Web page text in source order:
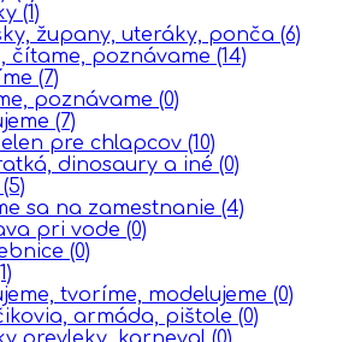
(1)
župany, uteráky, ponča (6)
čítame, poznávame (14)
(7)
poznávame (0)
(7)
pre chlapcov (10)
dinosaury a iné (0)
(5)
sa na zamestnanie (4)
pri vode (0)
(0)
tvoríme, modelujeme (0)
armáda, pištole (0)